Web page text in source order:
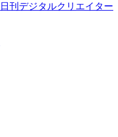
日刊デジタルクリエイター